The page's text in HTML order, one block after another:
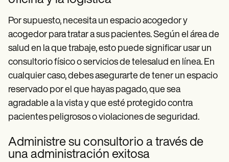
Por supuesto, necesita un espacio acogedor y
acogedor para tratar a sus pacientes. Según el área de
salud en la que trabaje, esto puede significar usar un
consultorio físico o servicios de telesalud en línea. En
cualquier caso, debes asegurarte de tener un espacio
reservado por el que hayas pagado, que sea
agradable a la vista y que esté protegido contra
pacientes peligrosos o violaciones de seguridad.
Administre su consultorio a través de
una administración exitosa